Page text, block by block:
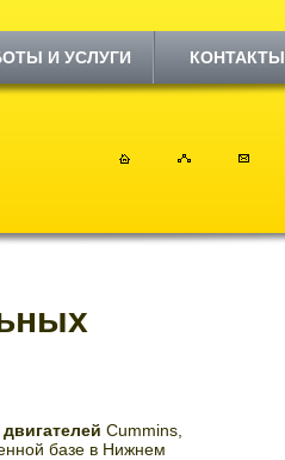
И УСЛУГИ КОНТАКТЫ
Cummins,
базе в Нижнем